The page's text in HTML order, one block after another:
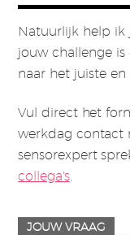
Natuurlijk help ik
jouw challenge
naar het juiste
Vul direct het
werkdag contact
sensorexpert
collega's.
JOUW VRAAG